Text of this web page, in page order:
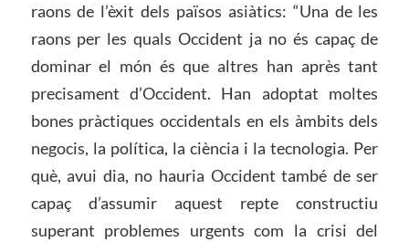
raons de l’èxit dels països asiàtics: “Una de les
raons per les quals Occident ja no és capaç de
dominar el món és que altres han après tant
precisament d’Occident. Han adoptat moltes
bones pràctiques occidentals en els àmbits dels
negocis, la política, la ciència i la tecnologia. Per
què, avui dia, no hauria Occident també de ser
capaç d’assumir aquest repte constructiu
superant problemes urgents com la crisi del